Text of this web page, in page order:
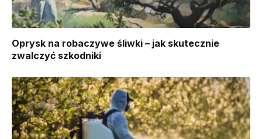
Oprysk na robaczywe śliwki – jak skutecznie
zwalczyć szkodniki